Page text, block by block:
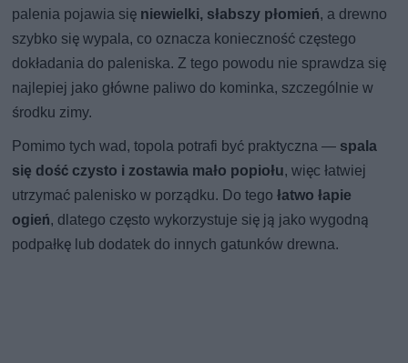
palenia pojawia się niewielki, słabszy płomień, a drewno
szybko się wypala, co oznacza konieczność częstego
dokładania do paleniska. Z tego powodu nie sprawdza się
najlepiej jako główne paliwo do kominka, szczególnie w
środku zimy.
Pomimo tych wad, topola potrafi być praktyczna — spala
się dość czysto i zostawia mało popiołu, więc łatwiej
utrzymać palenisko w porządku. Do tegołatwo łapie
ogień, dlatego często wykorzystuje się ją jako wygodną
podpałkę lub dodatek do innych gatunków drewna.